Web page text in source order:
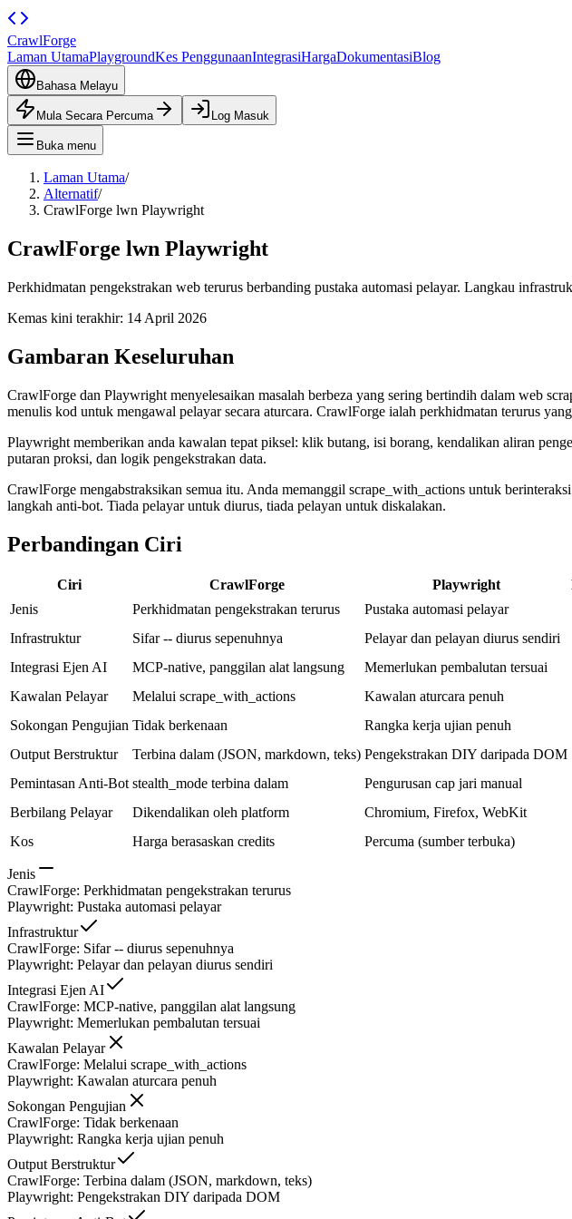
CrawlForge
Laman UtamaPlaygroundKes PenggunaanIntegrasiHargaDokumentasiBlog
Bahasa Melayu
Mula Secara Percuma Log Masuk
Buka menu
Laman Utama/
Alternatif/
CrawlForge lwn Playwright
CrawlForge lwn Playwright
Perkhidmatan pengekstrakan web terurus berbanding pustaka automasi pelayar. Langkau
Kemas kini terakhir: 14 April 2026
Gambaran Keseluruhan
CrawlForge dan Playwright menyelesaikan masalah berbeza yang sering bertindih dalam web
menulis kod untuk mengawal pelayar secara aturcara. CrawlForge ialah perkhidmatan terurus
Playwright memberikan anda kawalan tepat piksel: klik butang, isi borang, kendalikan aliran
putaran proksi, dan logik pengekstrakan data.
CrawlForge mengabstraksikan semua itu. Anda memanggil scrape_with_actions untuk
langkah anti-bot. Tiada pelayar untuk diurus, tiada pelayan untuk diskalakan.
Perbandingan Ciri
Ciri CrawlForge Playwright
Jenis
Perkhidmatan pengekstrakan terurus
Pustaka automasi pelayar
Infrastruktur
Sifar -- diurus sepenuhnya
Pelayar dan pelayan diurus sendiri
Integrasi Ejen AI
MCP-native, panggilan alat langsung
Memerlukan pembalutan tersuai
Kawalan Pelayar
Melalui scrape_with_actions
Kawalan aturcara penuh
Sokongan Pengujian Tidak berkenaan
Rangka kerja ujian penuh
Output Berstruktur
Terbina dalam (JSON, markdown, teks) Pengekstrakan DIY daripada DOM
Pemintasan Anti-Bot stealth_mode terbina dalam
Pengurusan cap jari manual
Berbilang Pelayar
Dikendalikan oleh platform
Chromium, Firefox, WebKit
Kos
Harga berasaskan credits Percuma (sumber terbuka)
Jenis
CrawlForge: Perkhidmatan pengekstrakan terurus
Playwright: Pustaka automasi pelayar
Infrastruktur
CrawlForge: Sifar -- diurus sepenuhnya
Playwright: Pelayar dan pelayan diurus sendiri
Integrasi Ejen AI
CrawlForge: MCP-native, panggilan alat langsung
Playwright: Memerlukan pembalutan tersuai
Kawalan Pelayar
CrawlForge: Melalui scrape_with_actions
Playwright: Kawalan aturcara penuh
Sokongan Pengujian
CrawlForge: Tidak berkenaan
Playwright: Rangka kerja ujian penuh
Output Berstruktur
CrawlForge: Terbina dalam (JSON, markdown, teks)
Playwright: Pengekstrakan DIY daripada DOM